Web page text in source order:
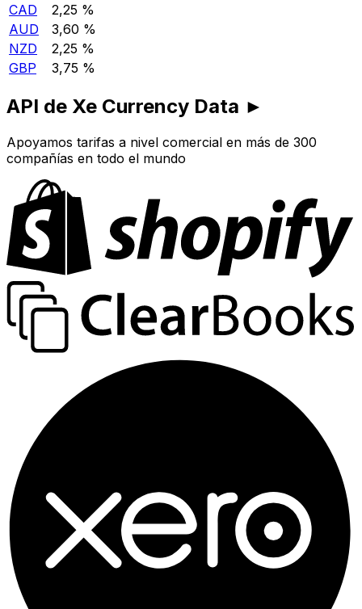
CAD
2,25 %
AUD
3,60 %
NZD
2,25 %
GBP
3,75 %
API de Xe Currency Data ►
Apoyamos tarifas a nivel comercial en más de 300
compañías en todo el mundo